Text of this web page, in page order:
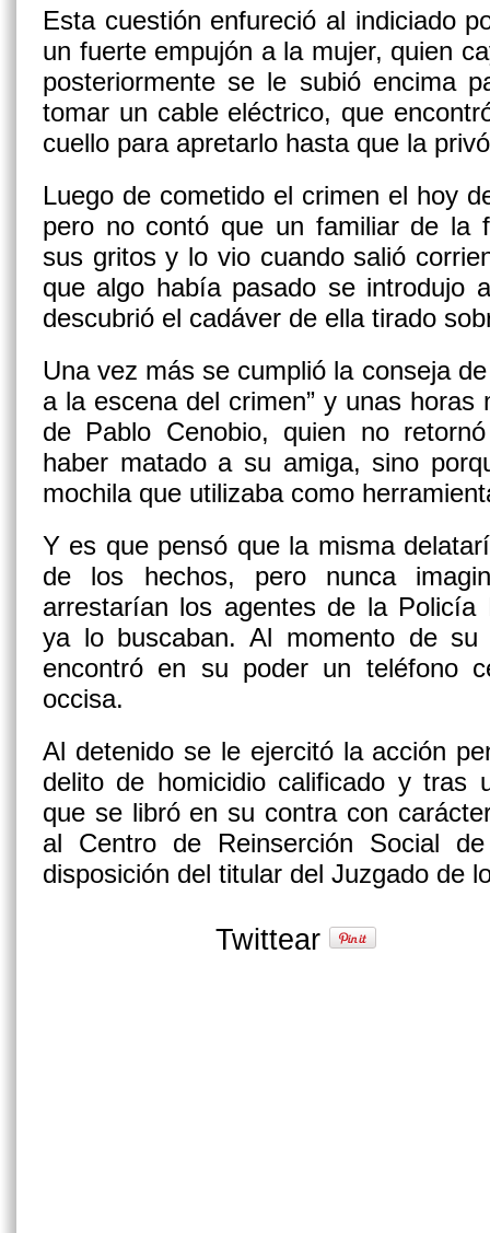
Esta cuestión enfureció al indiciado
un fuerte empujón a la mujer, quien
posteriormente se le subió encima
tomar un cable eléctrico, que
cuello para apretarlo hasta que la
Luego de cometido el crimen el hoy
pero no contó que un familiar de la
sus gritos y lo vio cuando salió
que algo había pasado se introdujo
descubrió el cadáver de ella tirado
Una vez más se cumplió la conseja
a la escena del crimen” y unas
de Pablo Cenobio, quien no
haber matado a su amiga, sino
mochila que utilizaba como
Y es que pensó que la misma
de los hechos, pero nunca
arrestarían los agentes de la Policía
ya lo buscaban. Al momento de
encontró en su poder un teléfono
occisa.
Al detenido se le ejercitó la acción
delito de homicidio calificado y tras
que se libró en su contra con
al Centro de Reinserción Social
disposición del titular del Juzgado de
Twittear